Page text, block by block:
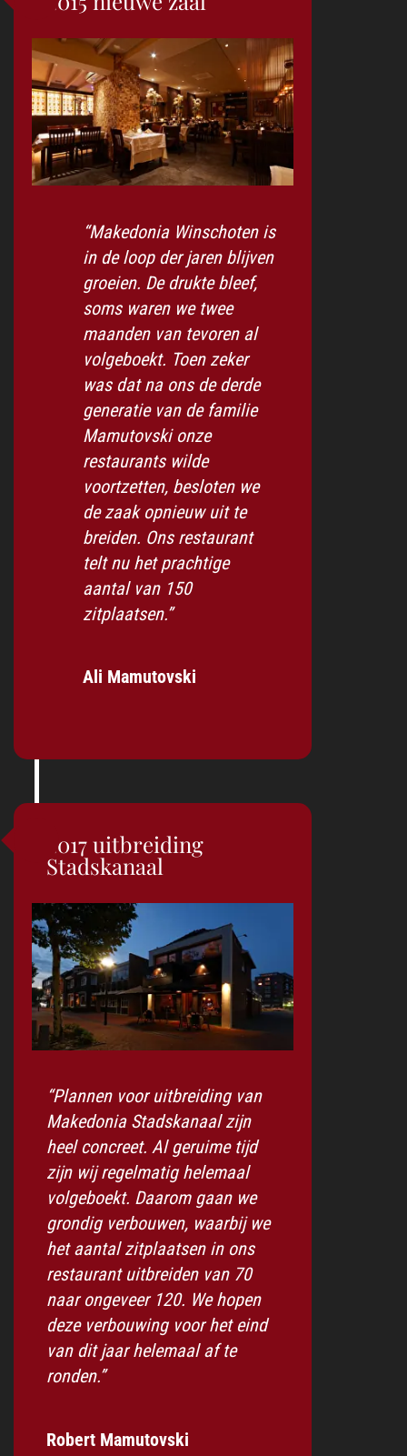
“Makedonia Winschoten is
in de loop der jaren blijven
groeien. De drukte bleef,
soms waren we twee
maanden van tevoren al
volgeboekt. Toen zeker
was dat na ons de derde
generatie van de familie
Mamutovski onze
restaurants wilde
voortzetten, besloten we
de zaak opnieuw uit te
breiden. Ons restaurant
telt nu het prachtige
aantal van 150
zitplaatsen.”
Ali Mamutovski
2017 uitbreiding
Stadskanaal
“Plannen voor uitbreiding van
Makedonia Stadskanaal zijn
heel concreet. Al geruime tijd
zijn wij regelmatig helemaal
volgeboekt. Daarom gaan we
grondig verbouwen, waarbij we
het aantal zitplaatsen in ons
restaurant uitbreiden van 70
naar ongeveer 120. We hopen
deze verbouwing voor het eind
van dit jaar helemaal af te
ronden.”
Robert Mamutovski